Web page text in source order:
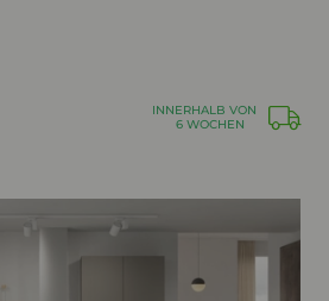
INNERHALB VON
6 WOCHEN